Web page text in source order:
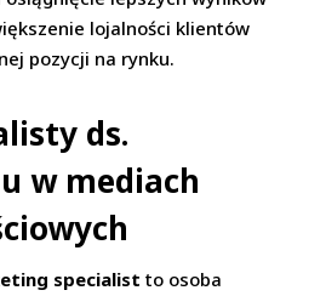
lojalności klientów
pozycji na rynku.
ds.
w mediach
specialist to osoba